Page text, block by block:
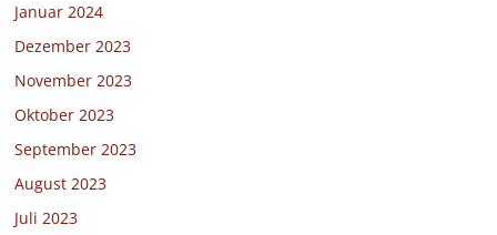
Januar 2024
Dezember 2023
November 2023
Oktober 2023
September 2023
August 2023
Juli 2023